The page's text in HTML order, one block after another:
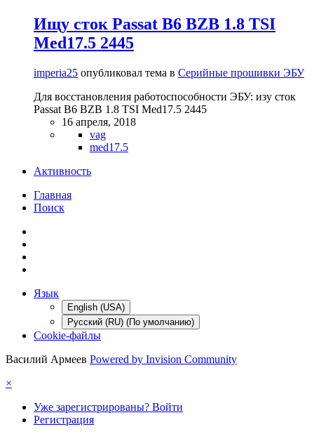
Ищу сток Passat B6 BZB 1.8 TSI
Med17.5 2445
imperia25 опубликовал тема в Серийные прошивки ЭБУ
Для восстановления работоспособности ЭБУ: изу сток
Passat B6 BZB 1.8 TSI Med17.5 2445
16 апреля, 2018
vag
med17.5
Активность
Главная
Поиск
Язык
English (USA)
Русский (RU) (По умолчанию)
Cookie-файлы
Василий Армеев Powered by Invision Community
×
Уже зарегистрированы? Войти
Регистрация